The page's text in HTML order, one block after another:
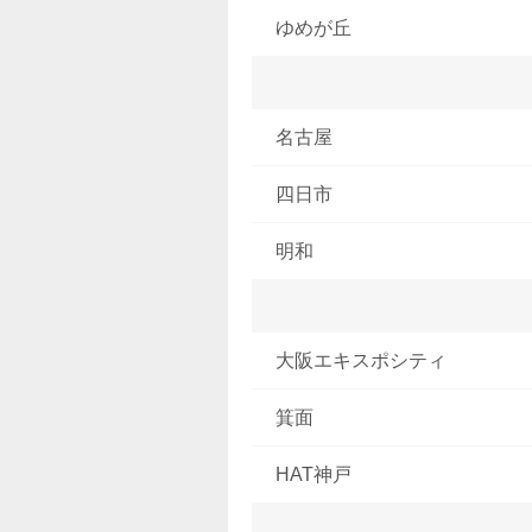
ゆめが丘
名古屋
四日市
明和
大阪エキスポシティ
箕面
HAT神戸